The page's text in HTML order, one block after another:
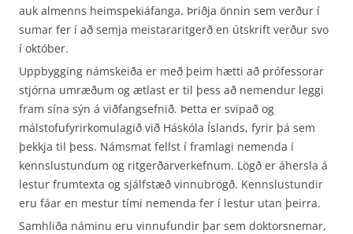
auk almenns heimspekiáfanga. Þriðja önnin sem verður í
sumar fer í að semja meistararitgerð en útskrift verður svo
í október.
Uppbygging námskeiða er með þeim hætti að prófessorar
stjórna umræðum og ætlast er til þess að nemendur leggi
fram sína sýn á viðfangsefnið. Þetta er svipað og
málstofufyrirkomulagið við Háskóla Íslands, fyrir þá sem
þekkja til þess. Námsmat fellst í framlagi nemenda í
kennslustundum og ritgerðarverkefnum. Lögð er áhersla á
lestur frumtexta og sjálfstæð vinnubrögð. Kennslustundir
eru fáar en mestur tími nemenda fer í lestur utan þeirra.
Samhliða náminu eru vinnufundir þar sem doktorsnemar,